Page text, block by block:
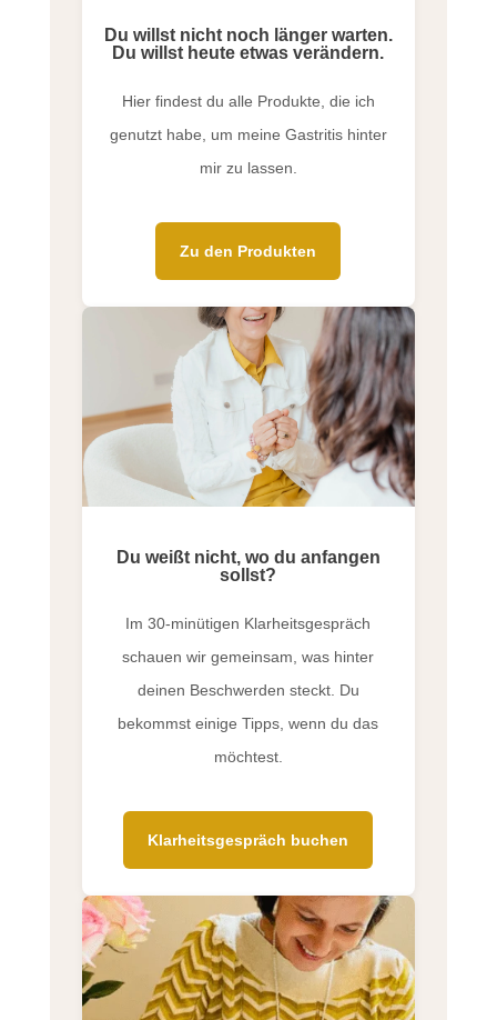
Du willst nicht noch länger warten.
Du willst heute etwas verändern.
Hier findest du alle Produkte, die ich
genutzt habe, um meine Gastritis hinter
mir zu lassen.
Zu den Produkten
Du weißt nicht, wo du anfangen
sollst?
Im 30-minütigen Klarheitsgespräch
schauen wir gemeinsam, was hinter
deinen Beschwerden steckt. Du
bekommst einige Tipps, wenn du das
möchtest.
Klarheitsgespräch buchen